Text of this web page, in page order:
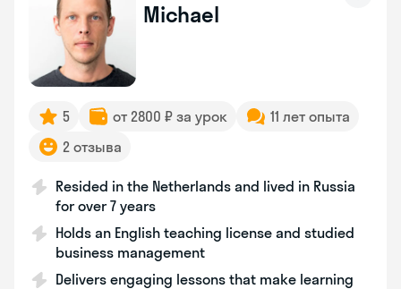
Michael
5 от 2800 ₽ за урок
11 лет опыта
2 отзыва
Resided in the Netherlands and lived in Russia
for over 7 years
Holds an English teaching license and studied
business management
Delivers engaging lessons that make learning